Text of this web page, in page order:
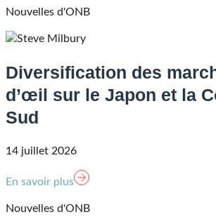
Nouvelles d'ONB
Diversification des
d’œil sur le Japon et la
Sud
14 juillet 2026
En savoir plus
Nouvelles d'ONB